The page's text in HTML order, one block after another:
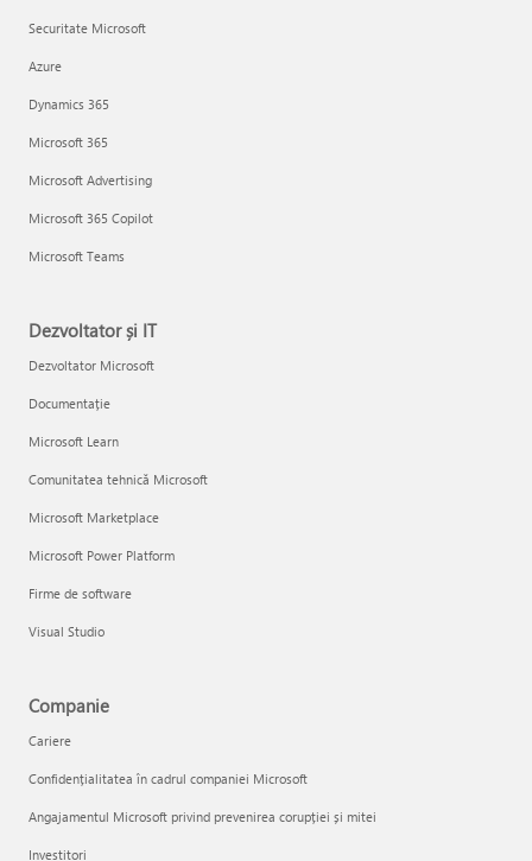
Securitate Microsoft
Azure
Dynamics 365
Microsoft 365
Microsoft Advertising
Microsoft 365 Copilot
Microsoft Teams
Dezvoltator și IT
Dezvoltator Microsoft
Documentație
Microsoft Learn
Comunitatea tehnică Microsoft
Microsoft Marketplace
Microsoft Power Platform
Firme de software
Visual Studio
Companie
Cariere
Confidențialitatea în cadrul companiei Microsoft
Angajamentul Microsoft privind prevenirea corupției și mitei
Investitori